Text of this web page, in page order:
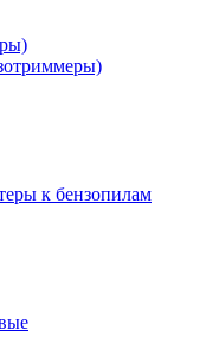
к бензопилам